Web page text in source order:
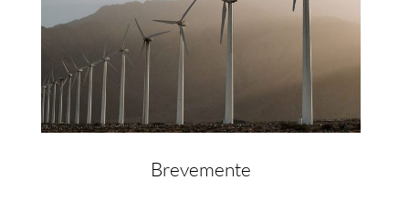
Brevemente